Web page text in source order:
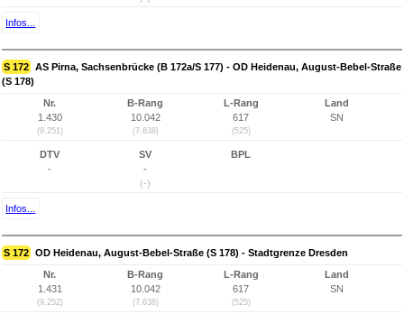
Infos...
S 172 AS Pirna, Sachsenbrücke (B 172a/S 177) - OD Heidenau, August-Bebel-Straße
(S 178)
Nr.
1.430
(9.251)
B-Rang
10.042
(7.638)
L-Rang
617
(525)
Land
SN
DTV
-
SV
-
(-)
BPL
Infos...
S 172 OD Heidenau, August-Bebel-Straße (S 178) - Stadtgrenze Dresden
Nr.
1.431
(9.252)
B-Rang
10.042
(7.638)
L-Rang
617
(525)
Land
SN